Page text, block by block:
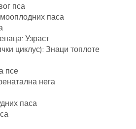
пса
паса
Узраст
циклус): Знаци топлоте
псе
нега
паса